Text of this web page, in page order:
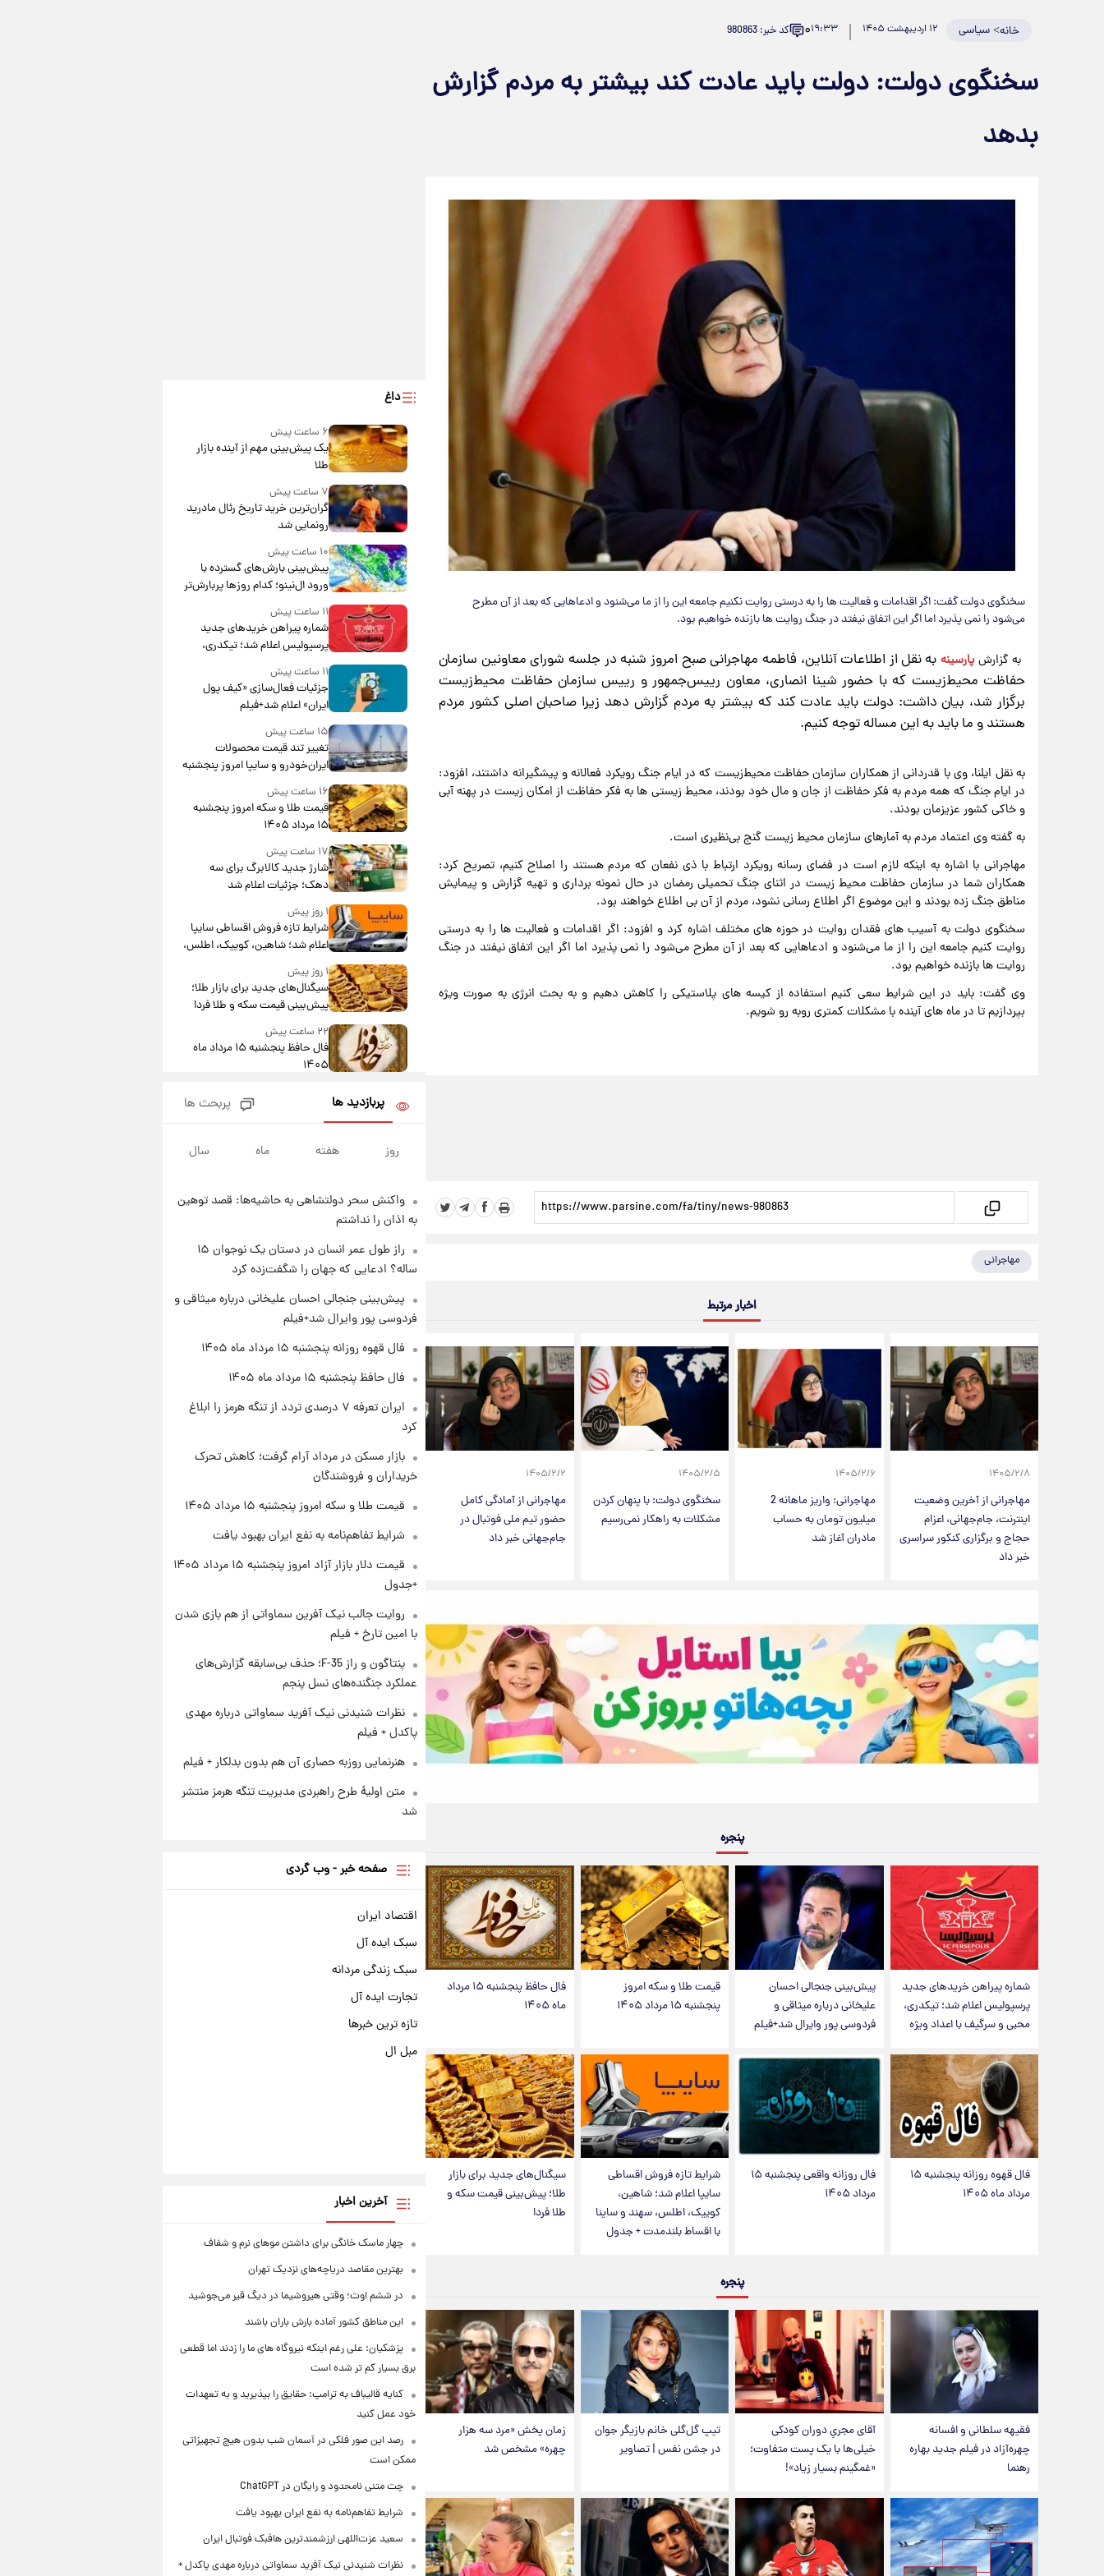
خانه>سیاسی ۱۲ اردیبهشت ۱۴۰۵ ۱۹:۳۳۰ کد خبر: 980863
سخنگوی دولت: دولت باید عادت کند بیشتر به مردم گزارش
بدهد
سخنگوی دولت گفت: اگر اقدامات و فعالیت ها را به درستی روایت نکنیم جامعه این را از ما می‌شنود و ادعاهایی که بعد از آن مطرح
می‌شود را نمی پذیرد اما اگر این اتفاق نیفتد در جنگ روایت ها بازنده خواهیم بود.
​به گزارش پارسینه به نقل از اطلاعات آنلاین، فاطمه مهاجرانی صبح امروز شنبه در جلسه شورای معاونین سازمان
حفاظت محیط‌زیست که با حضور شینا انصاری، معاون رییس‌جمهور و رییس سازمان حفاظت محیط‌زیست
برگزار شد، بیان داشت: دولت باید عادت کند که بیشتر به مردم گزارش دهد زیرا صاحبان اصلی کشور مردم
هستند و ما باید به این مساله توجه کنیم.
به نقل ایلنا، وی با قدردانی از همکاران سازمان حفاظت محیط‌زیست که در ایام جنگ رویکرد فعالانه و پیشگیرانه داشتند، افزود:
در ایام جنگ که همه مردم به فکر حفاظت از جان و مال خود بودند، محیط زیستی ها به فکر حفاظت از امکان زیست در پهنه آبی
و خاکی کشور عزیزمان بودند.
به گفته وی اعتماد مردم به آمارهای سازمان محیط زیست گنج بی‌نظیری است.
مهاجرانی با اشاره به اینکه لازم است در فضای رسانه رویکرد ارتباط با ذی نفعان که مردم هستند را اصلاح کنیم، تصریح کرد:
همکاران شما در سازمان حفاظت محیط زیست در اثنای جنگ تحمیلی رمضان در حال نمونه برداری و تهیه گزارش و پیمایش
مناطق جنگ زده بودند و این موضوع اگر اطلاع رسانی نشود، مردم از آن بی اطلاع خواهند بود.
سخنگوی دولت به آسیب های فقدان روایت در حوزه های مختلف اشاره کرد و افزود: اگر اقدامات و فعالیت ها را به درستی
روایت کنیم جامعه این را از ما می‌شنود و ادعاهایی که بعد از آن مطرح می‌شود را نمی پذیرد اما اگر این اتفاق نیفتد در جنگ
روایت ها بازنده خواهیم بود.
وی گفت: باید در این شرایط سعی کنیم استفاده از کیسه های پلاستیکی را کاهش دهیم و به بحث انرژی به صورت ویژه
بپردازیم تا در ماه های آینده با مشکلات کمتری روبه رو شویم.
مهاجرانی
اخبار مرتبط
۱۴۰۵/۲/۸
مهاجرانی از آخرین وضعیت
اینترنت، جام‌جهانی، اعزام
حجاج و برگزاری کنکور سراسری
خبر داد
۱۴۰۵/۲/۶
مهاجرانی: واریز ماهانه 2
میلیون تومان به حساب
مادران آغاز شد
۱۴۰۵/۲/۵
سخنگوی دولت: با پنهان کردن
مشکلات به راهکار نمی‌رسیم
۱۴۰۵/۲/۲
مهاجرانی از آمادگی کامل
حضور تیم ملی فوتبال در
جام‌جهانی خبر داد
پنجره
شماره پیراهن خریدهای جدید
پرسپولیس اعلام شد؛ تیکدری،
محبی و سرگیف با اعداد ویژه
پیش‌بینی جنجالی احسان
علیخانی درباره میثاقی و
فردوسی پور وایرال شد+فیلم
قیمت طلا و سکه امروز
پنجشنبه ۱۵ مرداد ۱۴۰۵
فال حافظ پنجشنبه ۱۵ مرداد
ماه ۱۴۰۵
فال قهوه روزانه پنجشنبه ۱۵
مرداد ماه ۱۴۰۵
فال روزانه واقعی پنجشنبه ۱۵
مرداد ۱۴۰۵
شرایط تازه فروش اقساطی
سایپا اعلام شد؛ شاهین،
کوییک، اطلس، سهند و ساینا
با اقساط بلندمدت + جدول
سیگنال‌های جدید برای بازار
طلا؛ پیش‌بینی قیمت سکه و
طلا فردا
پنجره
فقیهه سلطانی و افسانه
چهره‌آزاد در فیلم جدید بهاره
رهنما
آقای مجریِ دوران کودکی
خیلی‌ها با یک پست متفاوت؛
«غمگینم بسیار زیاد»!
تیپ گل‌گلی خانم بازیگر جوان
در جشن نفس | تصاویر
زمان پخش «مرد سه هزار
چهره» مشخص شد
داغ
۶ ساعت پیش
یک پیش‌بینی مهم از آینده بازار
طلا
۷ ساعت پیش
گران‌ترین خرید تاریخ رئال مادرید
رونمایی شد
۱۰ ساعت پیش
پیش‌بینی بارش‌های گسترده با
ورود ال‌نینو؛ کدام روزها پربارش‌تر
خواهند بود؟
۱۱ ساعت پیش
شماره پیراهن خریدهای جدید
پرسپولیس اعلام شد؛ تیکدری،
محبی و سرگیف با اعداد ویژه
۱۱ ساعت پیش
جزئیات فعال‌سازی «کیف پول
ایران» اعلام شد+فیلم
۱۵ ساعت پیش
تغییر تند قیمت محصولات
ایران‌خودرو و سایپا امروز پنجشنبه
۱۵ مرداد ۱۴۰۵ +جدول
۱۶ ساعت پیش
قیمت طلا و سکه امروز پنجشنبه
۱۵ مرداد ۱۴۰۵
۱۷ ساعت پیش
شارژ جدید کالابرگ برای سه
دهک؛ جزئیات اعلام شد
۱ روز پیش
شرایط تازه فروش اقساطی سایپا
اعلام شد؛ شاهین، کوییک، اطلس،
سهند و ساینا با اقساط بلندمدت +
جدول۱ روز پیش
سیگنال‌های جدید برای بازار طلا؛
پیش‌بینی قیمت سکه و طلا فردا
۲۲ ساعت پیش
فال حافظ پنجشنبه ۱۵ مرداد ماه
۱۴۰۵
فال قهوه روزانه پنجشنبه ۱۵ مرداد
ماه ۱۴۰۵
۱ روز پیش
چهارشنبه ۱۴ مرداد + جدول
۱ روز پیش
تولید سایپا؛ نام خودرو، مبلغ پیش
پرداخت و زمان تحویل | سود
مشارکت چند درصد است؟
پربازدید ها پربحث ها
روز هفته ماه سال
واکنش سحر دولتشاهی به حاشیه‌ها: قصد توهین
به اذان را نداشتم
راز طول عمر انسان در دستان یک نوجوان ۱۵
ساله؟ ادعایی که جهان را شگفت‌زده کرد
پیش‌بینی جنجالی احسان علیخانی درباره میثاقی و
فردوسی پور وایرال شد+فیلم
فال قهوه روزانه پنجشنبه ۱۵ مرداد ماه ۱۴۰۵
فال حافظ پنجشنبه ۱۵ مرداد ماه ۱۴۰۵
ایران تعرفه ۷ درصدی تردد از تنگه هرمز را ابلاغ
کرد
بازار مسکن در مرداد آرام گرفت؛ کاهش تحرک
خریداران و فروشندگان
قیمت طلا و سکه امروز پنجشنبه ۱۵ مرداد ۱۴۰۵
شرایط تفاهم‌نامه به نفع ایران بهبود یافت
قیمت دلار بازار آزاد امروز پنجشنبه ۱۵ مرداد ۱۴۰۵
+جدول
روایت جالب نیک آفرین سماواتی از هم بازی شدن
با امین تارخ + فیلم
پنتاگون و راز F-35؛ حذف بی‌سابقه گزارش‌های
عملکرد جنگنده‌های نسل پنجم
نظرات شنیدنی نیک آفرید سماواتی درباره مهدی
پاکدل + فیلم
هنرنمایی روزبه حصاری آن هم بدون بدلکار + فیلم
متن اولیۀ طرح راهبردی مدیریت تنگه هرمز منتشر
شد
صفحه خبر - وب گردی
اقتصاد ایران
سبک ایده آل
سبک زندگی مردانه
تجارت ایده آل
تازه ترین خبرها
مبل ال
آخرین اخبار
چهار ماسک خانگی برای داشتن موهای نرم و شفاف
بهترین مقاصد دریاچه‌های نزدیک تهران
در ششم اوت؛ وقتی هیروشیما در دیگ قیر می‌جوشید
این مناطق کشور آماده بارش باران باشند
پزشکیان: علی رغم اینکه نیروگاه های ما را زدند اما قطعی
برق بسیار کم تر شده است
کنایه قالیباف به ترامپ: حقایق را بپذیرید و به تعهدات
خود عمل کنید
رصد این صور فلکی در آسمان شب بدون هیچ تجهیزاتی
ممکن است
چت متنی نامحدود و رایگان در ChatGPT
شرایط تفاهم‌نامه به نفع ایران بهبود یافت
سعید عزت‌اللهی ارزشمندترین هافبک فوتبال ایران
نظرات شنیدنی نیک آفرید سماواتی درباره مهدی پاکدل +